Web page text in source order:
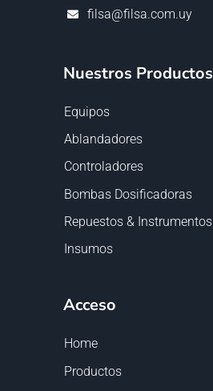
filsa@filsa.com.uy
Nuestros Productos
Equipos
Ablandadores
Controladores
Bombas Dosificadoras
Repuestos & Instrumentos
Insumos
Acceso
Home
Productos